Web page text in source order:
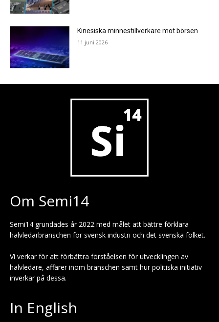
Kinesiska minnestillverkare mot börsen
11 juni 2026
Om Semi14
Semi14 grundades år 2022 med målet att bättre förklara
halvledarbranschen för svensk industri och det svenska folket.
Vi verkar för att förbättra förståelsen för utvecklingen av
halvledare, affärer inom branschen samt hur politiska initiativ
inverkar på dessa.
In English